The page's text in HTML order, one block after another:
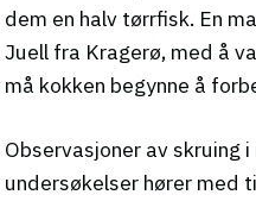
dem en halv tørrfisk. En
Juell fra Kragerø, med å
må kokken begynne å
Observasjoner av skruing
undersøkelser hører med